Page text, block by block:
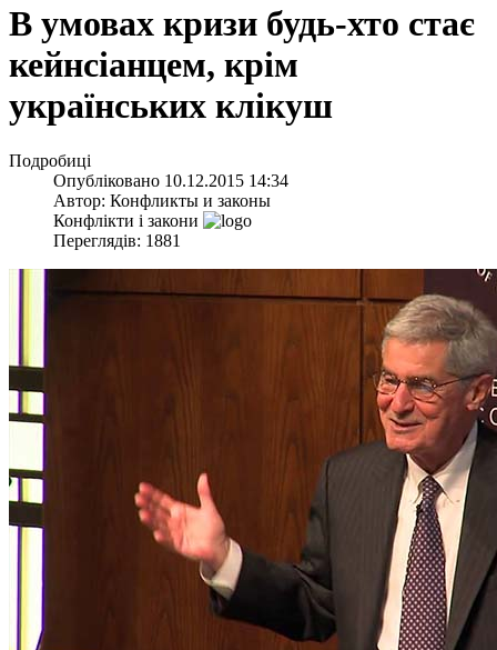
В умовах кризи будь-хто стає
кейнсіанцем, крім
українських клікуш
Подробиці
Опубліковано 10.12.2015 14:34
Автор: Конфликты и законы
Конфлікти і закони
Переглядів: 1881